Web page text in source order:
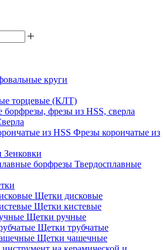
круги
торцевые (КЛТ)
борфрезы, фрезы из HSS, сверла
Фрезы корончатые из
Зенковки
Твердосплавные
Щетки дисковые
Щетки кистевые
Щетки ручные
Щетки трубчатые
Щетки чашечные